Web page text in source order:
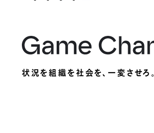
状況を組織を社会を、一変させろ。